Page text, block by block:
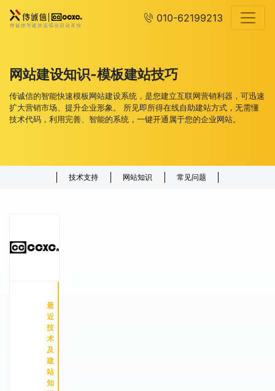
010-62199213
网站建设知识-模板建站技巧
传诚信的智能快速模板网站建设系统，是您建立互联网营销利器，可迅速
扩大营销市场、提升企业形象。 所见即所得在线自助建站方式，无需懂
技术代码，利用完善、智能的系统，一键开通属于您的企业网站。
技术支持 网站知识 常见问题
最
近
技
术
及
建
站
知